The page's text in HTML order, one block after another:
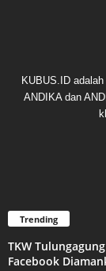
KUBUS.ID
ANDIKA dan
Trending
TKW
Facebook